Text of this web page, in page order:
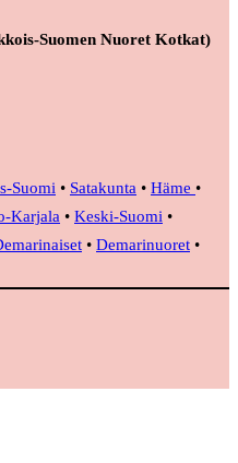
Suomen Nuoret Kotkat)
Suomi • Satakunta • Häme •
Karjala • Keski-Suomi •
• Demarinuoret •